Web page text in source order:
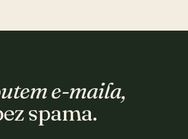
e-maila,
spama.